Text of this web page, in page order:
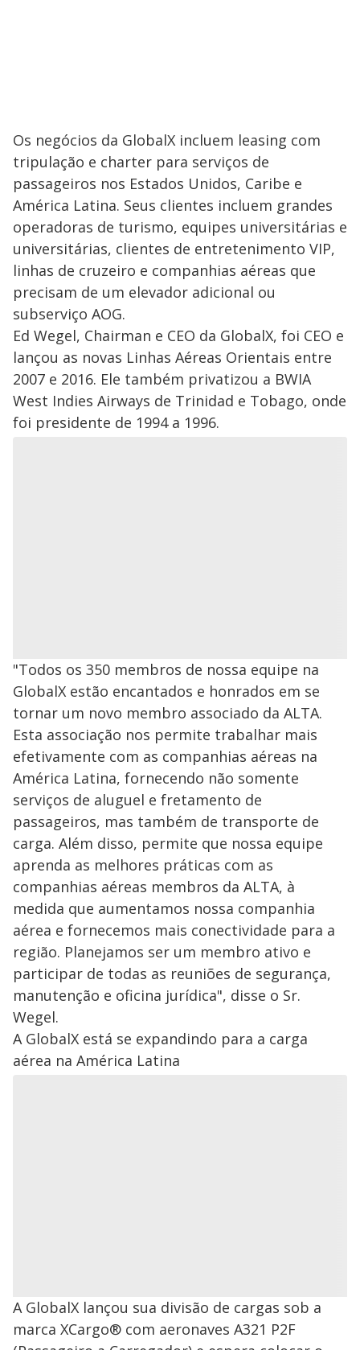
Os negócios da GlobalX incluem leasing com
tripulação e charter para serviços de
passageiros nos Estados Unidos, Caribe e
América Latina. Seus clientes incluem grandes
operadoras de turismo, equipes universitárias e
universitárias, clientes de entretenimento VIP,
linhas de cruzeiro e companhias aéreas que
precisam de um elevador adicional ou
subserviço AOG.
Ed Wegel, Chairman e CEO da GlobalX, foi CEO e
lançou as novas Linhas Aéreas Orientais entre
2007 e 2016. Ele também privatizou a BWIA
West Indies Airways de Trinidad e Tobago, onde
foi presidente de 1994 a 1996.
"Todos os 350 membros de nossa equipe na
GlobalX estão encantados e honrados em se
tornar um novo membro associado da ALTA.
Esta associação nos permite trabalhar mais
efetivamente com as companhias aéreas na
América Latina, fornecendo não somente
serviços de aluguel e fretamento de
passageiros, mas também de transporte de
carga. Além disso, permite que nossa equipe
aprenda as melhores práticas com as
companhias aéreas membros da ALTA, à
medida que aumentamos nossa companhia
aérea e fornecemos mais conectividade para a
região. Planejamos ser um membro ativo e
participar de todas as reuniões de segurança,
manutenção e oficina jurídica", disse o Sr.
Wegel.
A GlobalX está se expandindo para a carga
aérea na América Latina
A GlobalX lançou sua divisão de cargas sob a
marca XCargo® com aeronaves A321 P2F